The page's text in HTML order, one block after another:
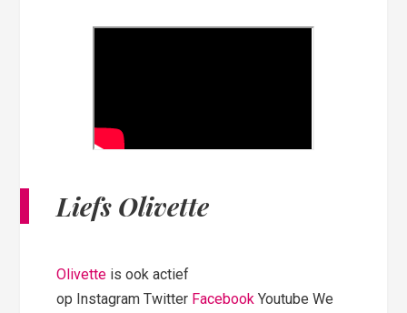
Liefs Olivette
Olivette is ook actief
op Instagram Twitter Facebook Youtube We